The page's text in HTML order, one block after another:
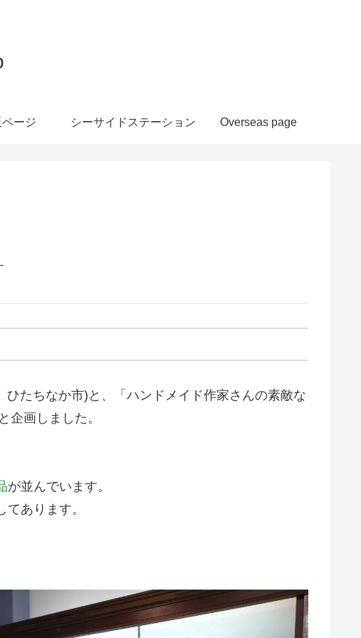
ージ シーサイドステーション Overseas page
たちなか市)と、「ハンドメイド作家さんの素敵な
企画しました。
が並んでいます。
てあります。